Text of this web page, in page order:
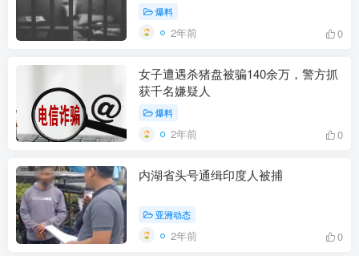
爆料
2年前 0
女子遭遇杀猪盘被骗140余万，警方抓
获千名嫌疑人
爆料
2年前 0
内湖省头号通缉印度人被捕
亚洲动态
2年前 0